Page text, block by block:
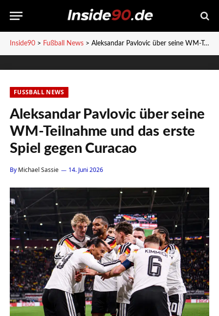
Inside90 > Fußball News > Aleksandar Pavlovic über seine WM-Teilnahme und das erste Spiel gegen Curacao
FUSSBALL NEWS
Aleksandar Pavlovic über seine
WM-Teilnahme und das erste
Spiel gegen Curacao
By Michael Sassie 14. Juni 2026